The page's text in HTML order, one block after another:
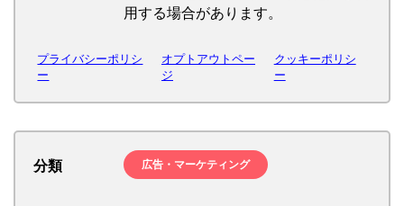
用する場合があります。
プライバシーポリシ
ー
オプトアウトペー
ジ
クッキーポリシ
ー
分類 広告・マーケティング